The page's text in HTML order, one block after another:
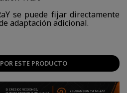
se puede fijar directamente
adaptación adicional.
ESTE PRODUCTO